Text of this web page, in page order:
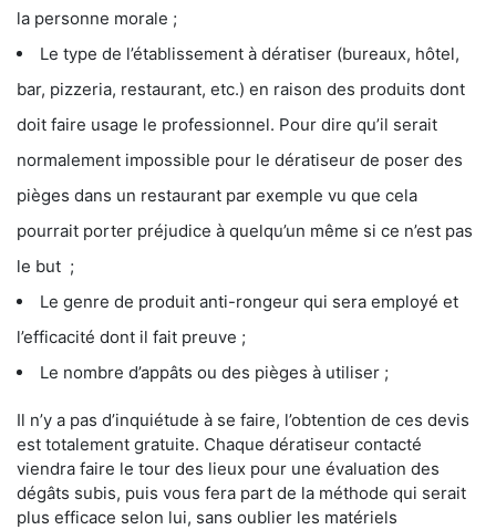
la personne morale ;
Le type de l’établissement à dératiser (bureaux, hôtel,
bar, pizzeria, restaurant, etc.) en raison des produits dont
doit faire usage le professionnel. Pour dire qu’il serait
normalement impossible pour le dératiseur de poser des
pièges dans un restaurant par exemple vu que cela
pourrait porter préjudice à quelqu’un même si ce n’est pas
le but ;
Le genre de produit anti-rongeur qui sera employé et
l’efficacité dont il fait preuve ;
Le nombre d’appâts ou des pièges à utiliser ;
Il n’y a pas d’inquiétude à se faire, l’obtention de ces devis
est totalement gratuite. Chaque dératiseur contacté
viendra faire le tour des lieux pour une évaluation des
dégâts subis, puis vous fera part de la méthode qui serait
plus efficace selon lui, sans oublier les matériels